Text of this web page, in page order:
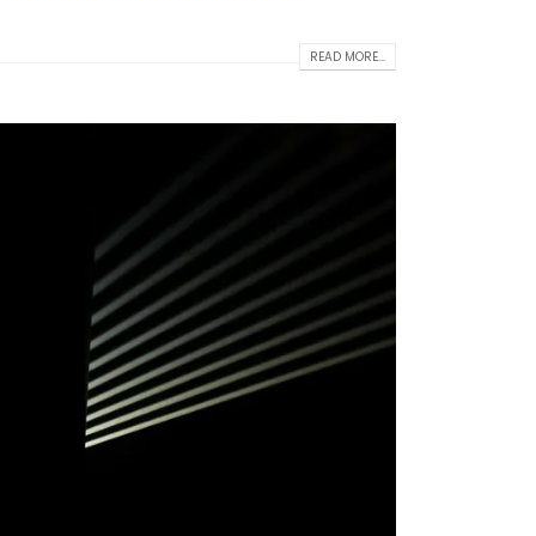
READ MORE...